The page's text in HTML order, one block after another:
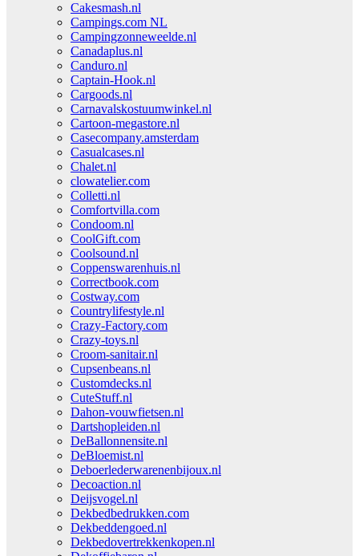
Cakesmash.nl
Campings.com NL
Campingzonneweelde.nl
Canadaplus.nl
Canduro.nl
Captain-Hook.nl
Cargoods.nl
Carnavalskostuumwinkel.nl
Cartoon-megastore.nl
Casecompany.amsterdam
Casualcases.nl
Chalet.nl
clowatelier.com
Colletti.nl
Comfortvilla.com
Condoom.nl
CoolGift.com
Coolsound.nl
Coppenswarenhuis.nl
Correctbook.com
Costway.com
Countrylifestyle.nl
Crazy-Factory.com
Crazy-toys.nl
Croom-sanitair.nl
Cupsenbeans.nl
Customdecks.nl
CuteStuff.nl
Dahon-vouwfietsen.nl
Dartshopleiden.nl
DeBallonnensite.nl
DeBloemist.nl
Deboerlederwarenenbijoux.nl
Decoaction.nl
Deijsvogel.nl
Dekbedbedrukken.com
Dekbeddengoed.nl
Dekbedovertrekkenkopen.nl